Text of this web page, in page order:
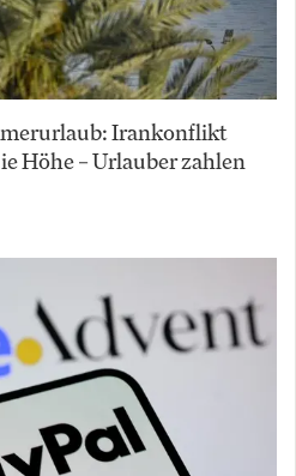
Irankonflikt
Höhe – Urlauber zahlen